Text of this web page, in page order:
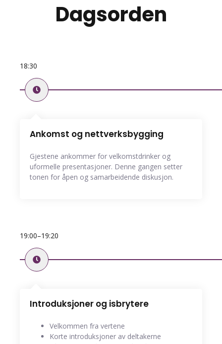
Dagsorden
18:30
Ankomst og nettverksbygging
Gjestene ankommer for velkomstdrinker og
uformelle presentasjoner. Denne gangen setter
tonen for åpen og samarbeidende diskusjon.
19:00–19:20
Introduksjoner og isbrytere
Velkommen fra vertene
Korte introduksjoner av deltakerne